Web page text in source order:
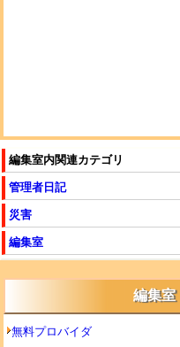
編集室内関連カテゴリ
管理者日記
災害
編集室
編集室
無料プロバイダ